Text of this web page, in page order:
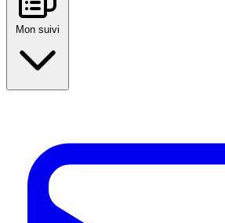
Mon suivi